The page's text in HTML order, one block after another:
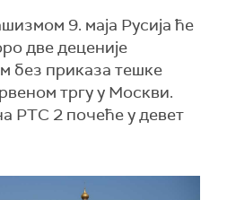
9. маја Русија ће
две деценије
без приказа тешке
тргу у Москви.
РТС 2 почеће у девет